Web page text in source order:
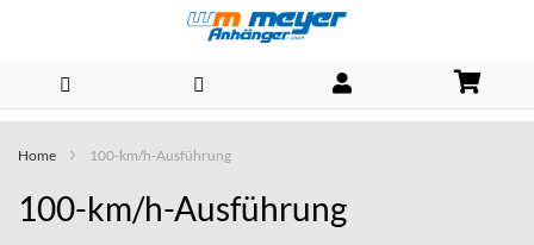
Direkt
Inhalt
Home 100-km/h-Ausführung
100-km/h-Ausführung